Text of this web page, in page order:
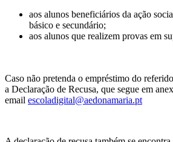
aos alunos beneficiários da ação
básico e secundário;
aos alunos que realizem provas em
Caso não pretenda o empréstimo do
a Declaração de Recusa, que segue em
email escoladigital@aedonamaria.pt